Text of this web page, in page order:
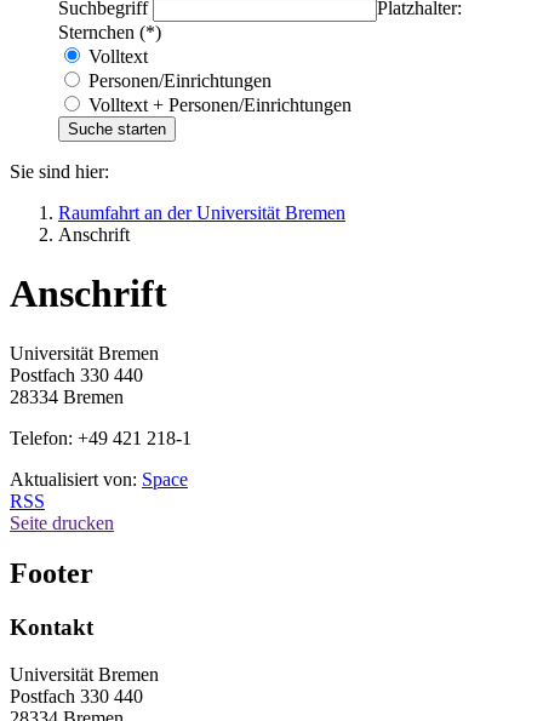
Suchbegriff
Platzhalter:
Sternchen (*)
Volltext
Personen/Einrichtungen
Volltext + Personen/Einrichtungen
Sie sind hier:
Raumfahrt an der Universität Bremen
Anschrift
Anschrift
Universität Bremen
Postfach 330 440
28334 Bremen
Telefon: +49 421 218-1
Aktualisiert von: Space
RSS
Seite drucken
Footer
Kontakt
Universität Bremen
Postfach 330 440